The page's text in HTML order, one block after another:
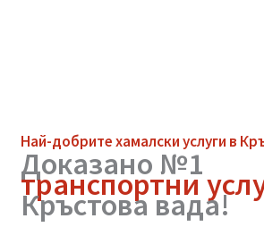
Най-добритехамалски услуги
Доказано №1
транспортни